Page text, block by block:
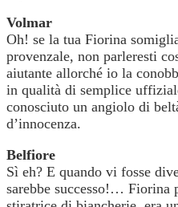
Volmar
Oh! se la tua Fiorina
provenzale, non parleresti
aiutante allorché io la
in qualità di semplice
conosciuto un angiolo di
d’innocenza.
Belfiore
Sì eh? E quando vi fosse
sarebbe successo!… Fiorina